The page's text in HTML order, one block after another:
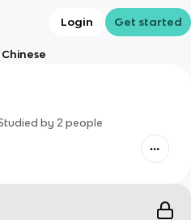
Login Get started
by 2 people